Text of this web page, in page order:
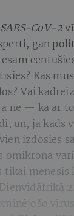
SARS-CoV-2
gan
Kas
Vai
ne — kā ar
un, ja kāds
izdosies
omikrona
tikai mēnesis